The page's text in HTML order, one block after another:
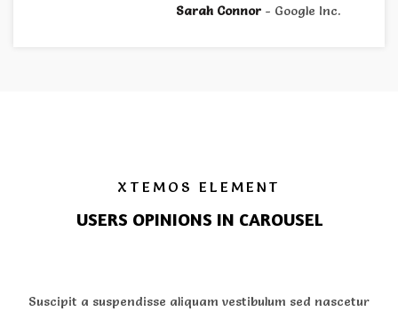
Sarah Connor Google Inc.
XTEMOS ELEMENT
USERS OPINIONS IN CAROUSEL
Suscipit a suspendisse aliquam vestibulum sed nascetur